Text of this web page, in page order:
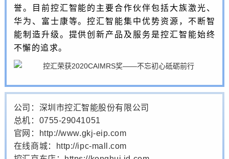
誉。目前控汇智能的主要合作伙伴包括大族激光、
华为、富士康等。控汇智能集中优势资源，不断智
能制造升级。提供创新产品及服务是控汇智能始终
不懈的追求。
公司：深圳市控汇智能股份有限公司
总机：0755-29041051
官网：http://www.gkj-eip.com
在线商城：http://ipc-mall.com